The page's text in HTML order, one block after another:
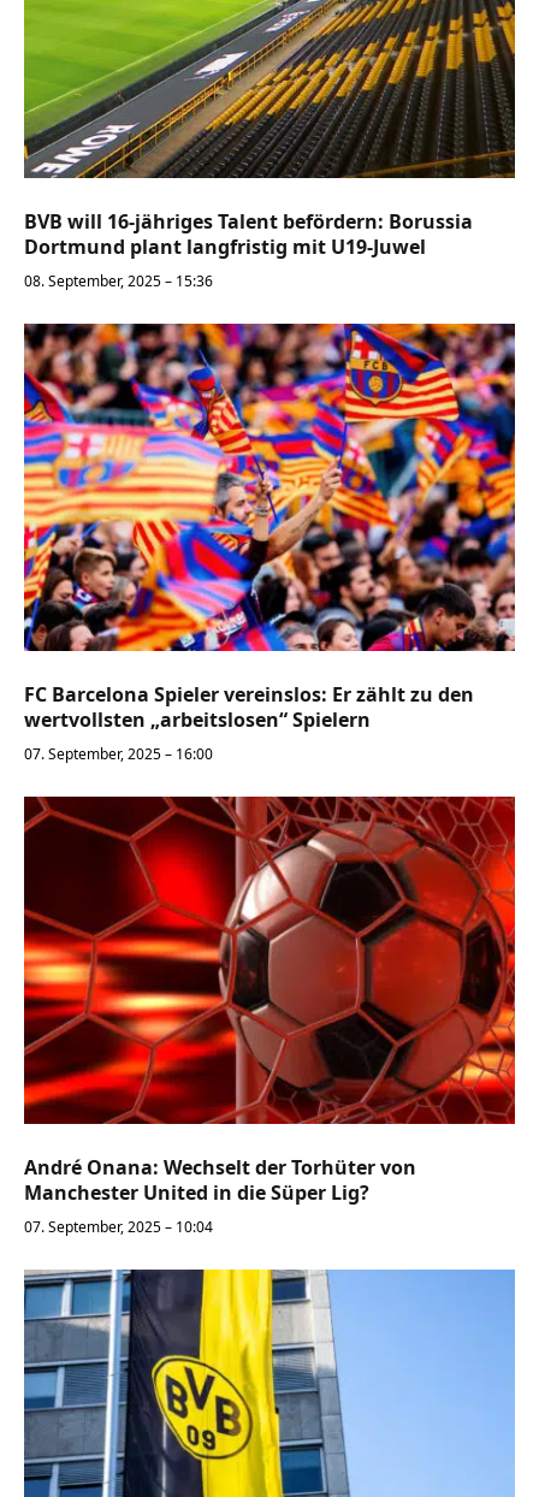
BVB will 16-jähriges Talent befördern: Borussia
Dortmund plant langfristig mit U19-Juwel
08. September, 2025 – 15:36
FC Barcelona Spieler vereinslos: Er zählt zu den
wertvollsten „arbeitslosen“ Spielern
07. September, 2025 – 16:00
André Onana: Wechselt der Torhüter von
Manchester United in die Süper Lig?
07. September, 2025 – 10:04